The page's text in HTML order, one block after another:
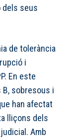
dels seus
de tolerància
i
En este
sobresous i
han afectat
lliçons dels
Amb